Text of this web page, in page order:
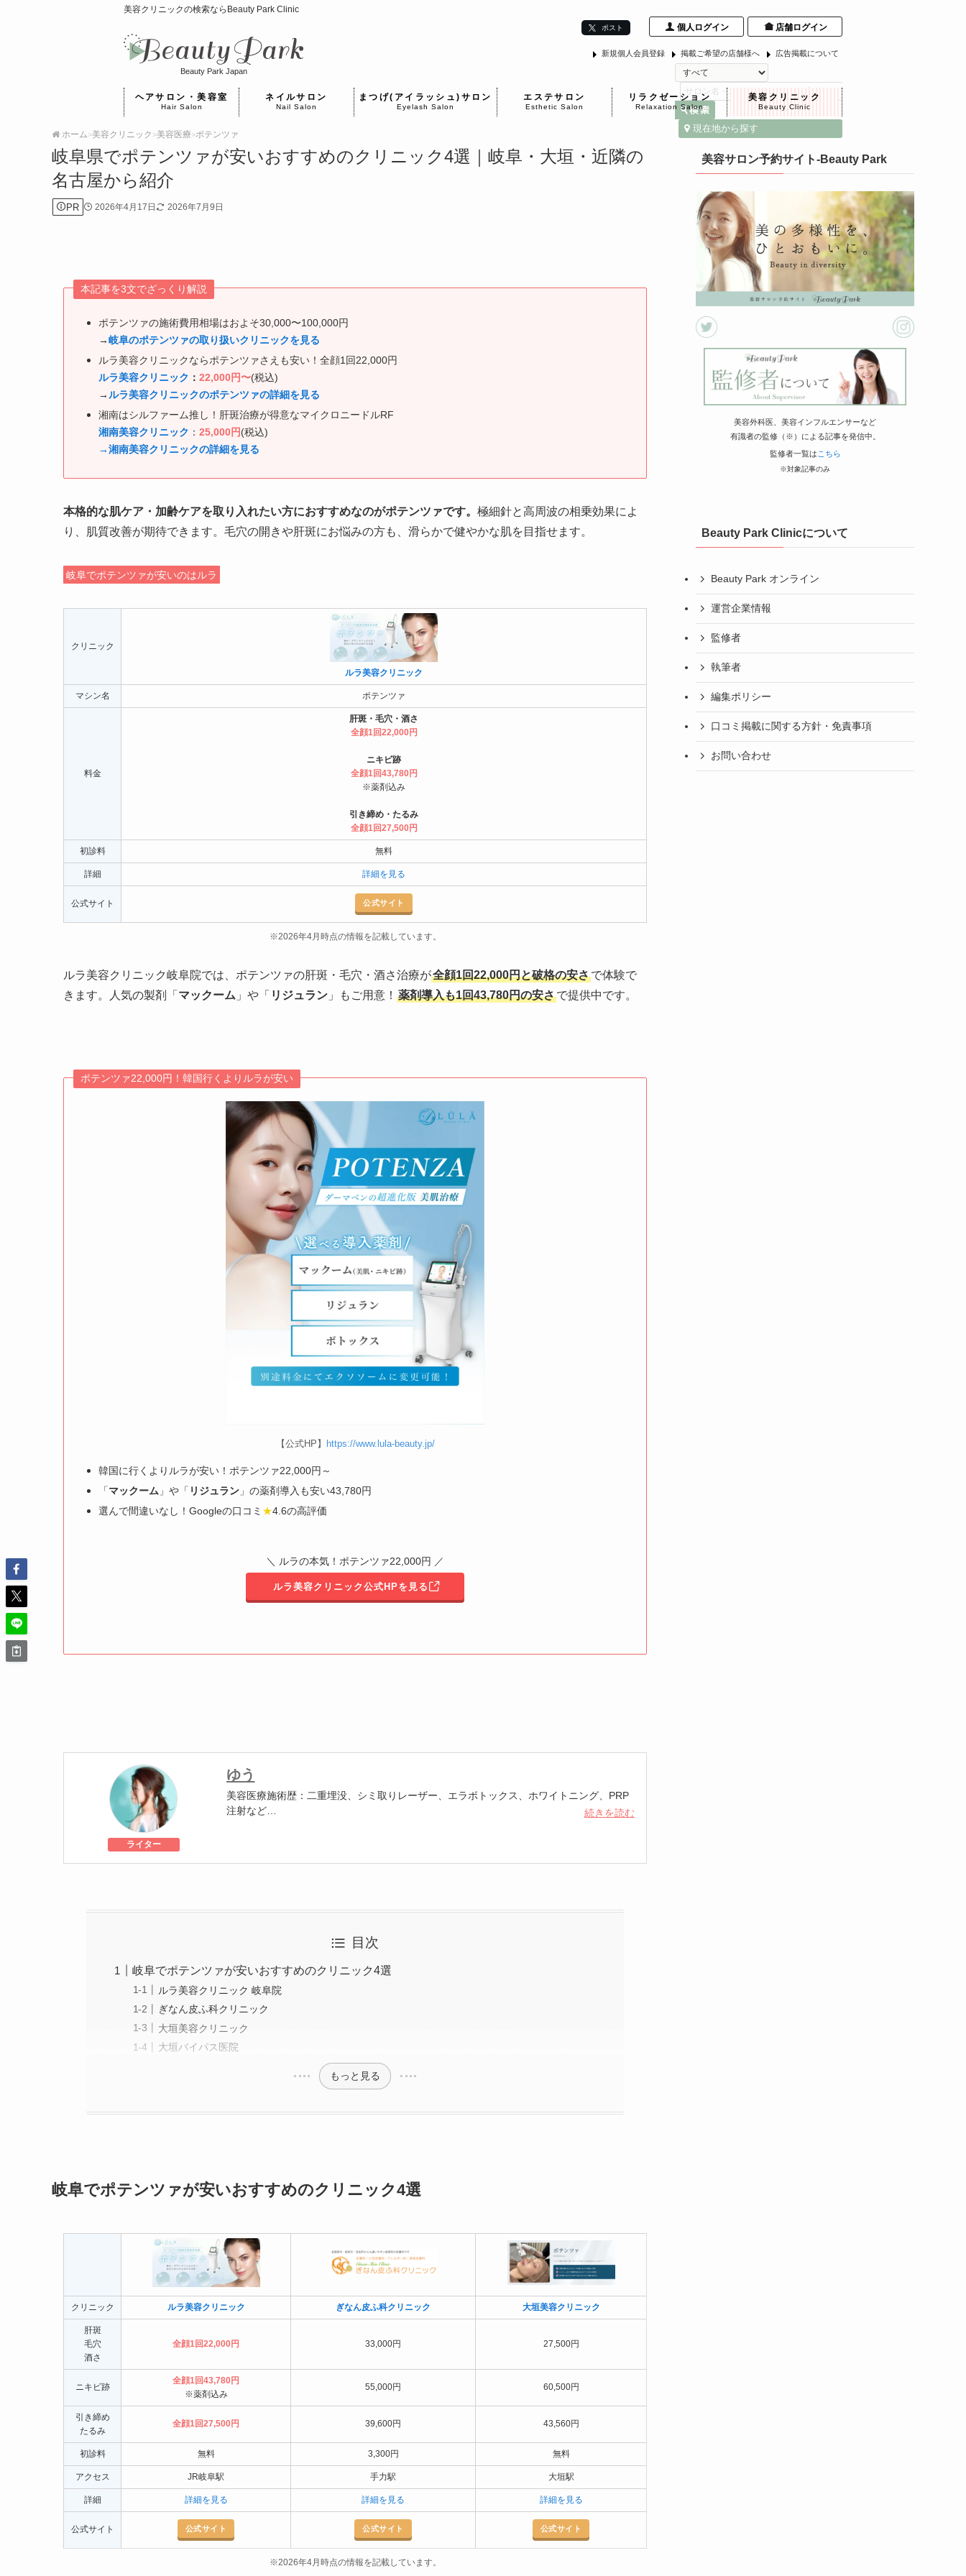
美容クリニックの検索ならBeauty Park Clinic
個人ログイン
店舗ログイン
Beauty Park Japan
ポスト
広告掲載について
掲載ご希望の店舗様へ
新規個人会員登録
現在地から探す
ヘアサロン・美容室
Hair Salon
ネイルサロン
Nail Salon
まつげ(アイラッシュ)サロン
Eyelash Salon
エステサロン
Esthetic Salon
リラクゼーション
Relaxation Salon
美容クリニック
Beauty Clinic
ホーム>美容クリニック >美容医療>ポテンツァ
岐阜県でポテンツァが安いおすすめのクリニック4選｜岐阜・大垣・近隣の
名古屋から紹介
PR 2026年4月17日 2026年7月9日
本記事を3文でざっくり解説
ポテンツァの施術費用相場はおよそ30,000〜100,000円
→岐阜のポテンツァの取り扱いクリニックを見る
ルラ美容クリニックならポテンツァさえも安い！全顔1回22,000円
ルラ美容クリニック ： 22,000円〜(税込)
→ルラ美容クリニックのポテンツァの詳細を見る
湘南はシルファーム推し！肝斑治療が得意なマイクロニードルRF
湘南美容クリニック ： 25,000円(税込)
→湘南美容クリニックの詳細を見る
本格的な肌ケア・加齢ケアを取り入れたい方におすすめなのがポテンツァです。 極細針と高周波の相乗効果によ
り、肌質改善が期待できます。毛穴の開きや肝斑にお悩みの方も、滑らかで健やかな肌を目指せます。
岐阜でポテンツァが安いのはルラ
クリニック
ルラ美容クリニック
マシン名 ポテンツァ
料金
肝斑・毛穴・酒さ
全顔1回22,000円
ニキビ跡
全顔1回43,780円
※薬剤込み
引き締め・たるみ
全顔1回27,500円
初診料 無料
詳細 詳細を見る
公式サイト 公式サイト
※2026年4月時点の情報を記載しています。
ルラ美容クリニック岐阜院では、ポテンツァの肝斑・毛穴・酒さ治療が全顔1回22,000円と破格の安さで体験で
きます。人気の製剤「 マックーム 」や「 リジュラン 」もご用意！ 薬剤導入も1回43,780円の安さで提供中です。
ポテンツァ22,000円！韓国行くよりルラが安い
【公式HP】 https://www.lula-beauty.jp/
韓国に行くよりルラが安い！ポテンツァ22,000円～
「マックーム 」や「 リジュラン 」の薬剤導入も安い43,780円
選んで間違いなし！Googleの口コミ ★4.6の高評価
＼ ルラの本気！ポテンツァ22,000円 ／
ルラ美容クリニック公式HPを見る
ライター
ゆう
美容医療施術歴：二重埋没、シミ取りレーザー、エラボトックス、ホワイトニング、PRP
注射など
続きを読む
目次
岐阜でポテンツァが安いおすすめのクリニック4選
ルラ美容クリニック 岐阜院
ぎなん皮ふ科クリニック
大垣美容クリニック
大垣バイパス医院
もっと見る
岐阜でポテンツァが安いおすすめのクリニック4選
クリニック ルラ美容クリニック ぎなん皮ふ科クリニック 大垣美容クリニック
肝斑
毛穴
酒さ
全顔1回22,000円 33,000円 27,500円
ニキビ跡
全顔1回43,780円
※薬剤込み
55,000円 60,500円
引き締め
たるみ
全顔1回27,500円 39,600円 43,560円
初診料 無料 3,300円 無料
アクセス JR岐阜駅 手力駅 大垣駅
詳細 詳細を見る 詳細を見る 詳細を見る
公式サイト 公式サイト 公式サイト 公式サイト
※2026年4月時点の情報を記載しています。
美容サロン予約サイト-Beauty Park
美容外科医、美容インフルエンサーなど
有識者の監修（※）による記事を発信中。
監修者一覧は こちら
※対象記事のみ
Beauty Park Clinicについて
Beauty Park オンライン
運営企業情報
監修者
執筆者
編集ポリシー
口コミ掲載に関する方針・免責事項
お問い合わせ